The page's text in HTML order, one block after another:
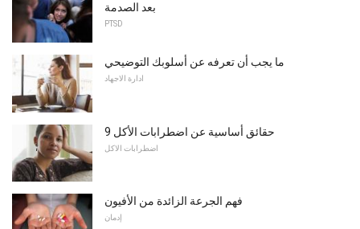
بعد الصدمة
PTSD
ما يجب أن تعرفه عن أسلوبك التوضيحي
ادارة الاجهاد
9 حقائق أساسية عن اضطرابات الأكل
اضطرابات الاكل
فهم الجرعة الزائدة من الأفيون
إدمان